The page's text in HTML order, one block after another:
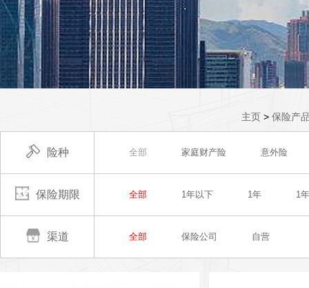
主页 > 保险产
险种 全部 家庭财产险 意外险
保险期限 全部 1年以下 1年 1
渠道 全部 保险公司 自营